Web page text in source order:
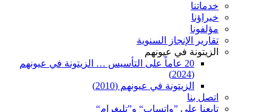
خدماتنا
خبراؤنا
مؤلفونا
تقارير الإنجاز السنوية
الزيتونة في عيونهم
20 عاماً على التأسيس … الزيتونة في عيونهم
(2024)
الزيتونة في عيونهم (2010)
اتصل بنا
تابعنا على ”واتساب“ و”تليغرام“